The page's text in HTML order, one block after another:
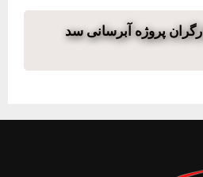
پروژه آبرسانی سد